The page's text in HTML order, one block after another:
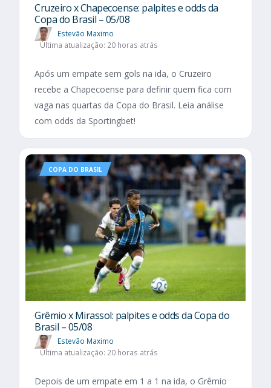
Cruzeiro x Chapecoense: palpites e odds da
Copa do Brasil – 05/08
Estevão Maximo
Última atualização: 20 horas atrás
Após um empate sem gols na ida, o Cruzeiro
recebe a Chapecoense para definir quem fica com
vaga nas quartas da Copa do Brasil. Leia análise
com odds da Sportingbet!
COPA DO BRASIL
Grêmio x Mirassol: palpites e odds da Copa do
Brasil – 05/08
Estevão Maximo
Última atualização: 20 horas atrás
Depois de um empate em 1 a 1 na ida, o Grêmio